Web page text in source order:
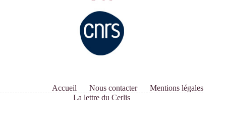
Accueil Nous contacter
Mentions légales
La lettre du Cerlis